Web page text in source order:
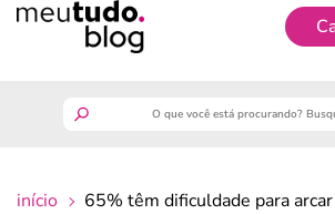
início 65% têm dificuldade para